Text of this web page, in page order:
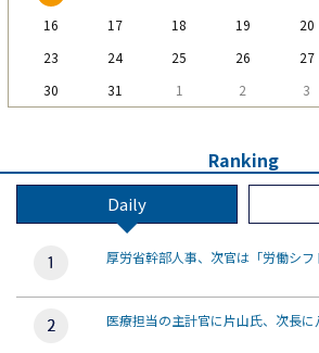
16
17 18 19 20
23
24 25 26 27
30
31 1 2 3
Ranking
Daily
厚労省幹部人事、次官は「労働シフ
医療担当の主計官に片山氏、次